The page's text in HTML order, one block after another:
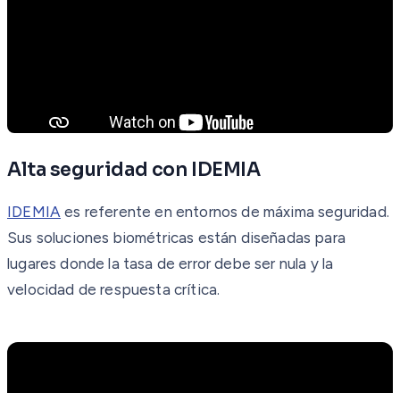
Alta seguridad con IDEMIA
IDEMIA es referente en entornos de máxima seguridad.
Sus soluciones biométricas están diseñadas para
lugares donde la tasa de error debe ser nula y la
velocidad de respuesta crítica.